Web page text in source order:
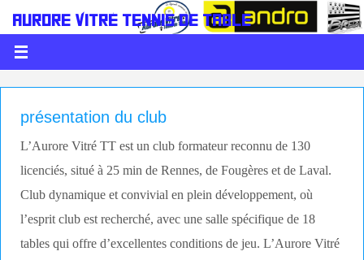
AURORE VITRÉ TENNIS DE TABLE
LE PING C'EST DE LA BALLE
présentation du club
L’Aurore Vitré TT est un club formateur reconnu de 130
licenciés, situé à 25 min de Rennes, de Fougères et de Laval.
Club dynamique et convivial en plein développement, où
l’esprit club est recherché, avec une salle spécifique de 18
tables qui offre d’excellentes conditions de jeu. L’Aurore Vitré